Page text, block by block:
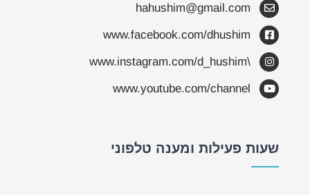
hahushim@gmail.com
www.facebook.com/dhushim
\www.instagram.com/d_hushim
www.youtube.com/channel
שעות פעילות ומענה טלפוני